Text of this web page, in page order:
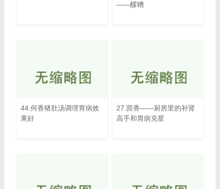
——醪糟
44.何香猪肚汤调理胃病效
果好
27.茴香——厨房里的补肾
高手和胃病克星